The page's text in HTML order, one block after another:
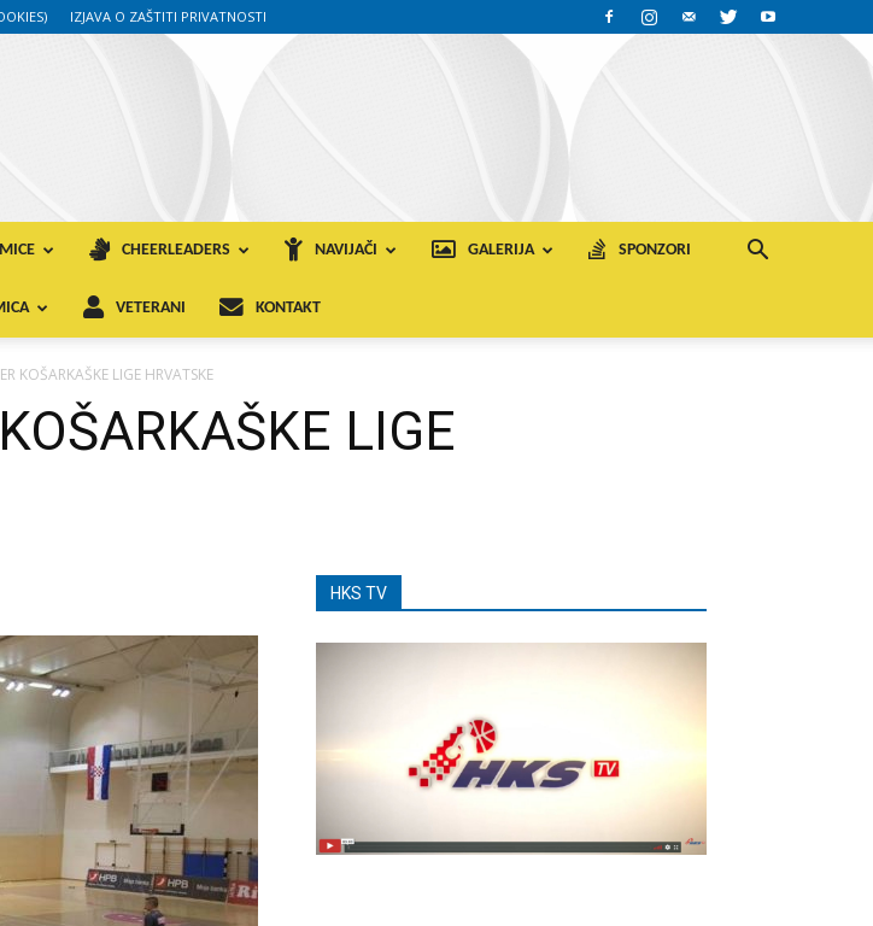
IZJAVA O ZAŠTITI PRIVATNOSTI
CHEERLEADERS NAVIJAČI GALERIJA SPONZORI
VETERANI KONTAKT
KOŠARKAŠKE LIGE HRVATSKE
LIGE
HKS TV